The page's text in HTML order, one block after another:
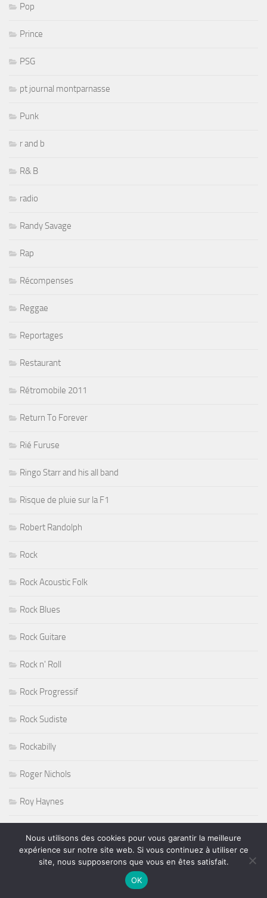
Pop
Prince
PSG
pt journal montparnasse
Punk
r and b
R& B
radio
Randy Savage
Rap
Récompenses
Reggae
Reportages
Restaurant
Rétromobile 2011
Return To Forever
Rié Furuse
Ringo Starr and his all band
Risque de pluie sur la F1
Robert Randolph
Rock
Rock Acoustic Folk
Rock Blues
Rock Guitare
Rock n' Roll
Rock Progressif
Rock Sudiste
Rockabilly
Roger Nichols
Roy Haynes
Salon de l'Agriculture 2011
Nous utilisons des cookies pour vous garantir la meilleure
expérience sur notre site web. Si vous continuez à utiliser ce
site, nous supposerons que vous en êtes satisfait.
OK